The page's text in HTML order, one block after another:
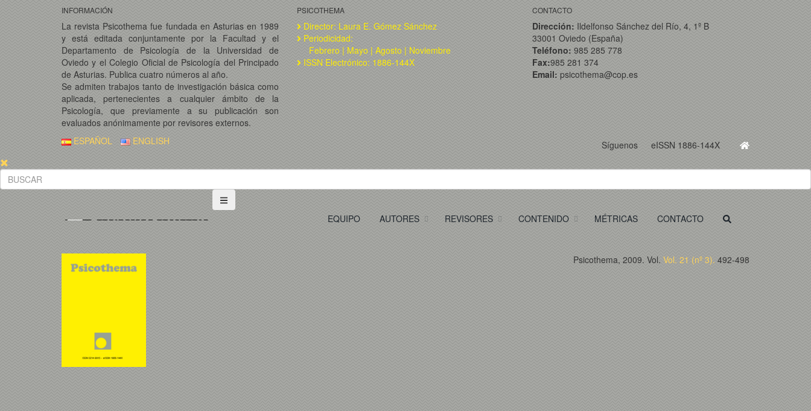
INFORMACIÓN
La revista Psicothema fue fundada en Asturias en 1989
y está editada conjuntamente por la Facultad y el
Departamento de Psicología de la Universidad de
Oviedo y el Colegio Oficial de Psicología del Principado
de Asturias. Publica cuatro números al año.
Se admiten trabajos tanto de investigación básica como
aplicada, pertenecientes a cualquier ámbito de la
Psicología, que previamente a su publicación son
evaluados anónimamente por revisores externos.
PSICOTHEMA
Director: Laura E. Gómez Sánchez
Periodicidad:
Febrero | Mayo | Agosto | Noviembre
ISSN Electrónico: 1886-144X
CONTACTO
Dirección: Ildelfonso Sánchez del Río, 4, 1º B
33001 Oviedo (España)
Teléfono: 985 285 778
Fax:985 281 374
Email: psicothema@cop.es
Síguenos eISSN 1886-144X
ESPAÑOL ENGLISH
EQUIPO AUTORES REVISORES CONTENIDO MÉTRICAS CONTACTO
Psicothema, 2009. Vol. Vol. 21 (nº 3). 492-498